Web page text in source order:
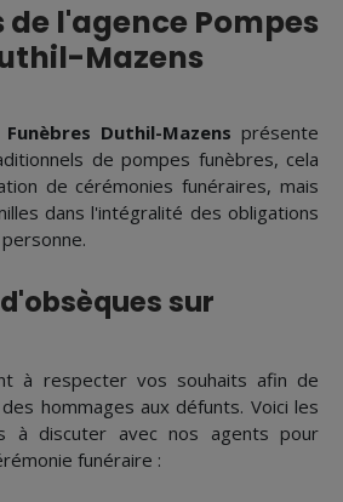
de l'agence Pompes
Mazens
Funèbres Duthil-Mazens présente
de pompes funèbres, cela
de cérémonies funéraires, mais
dans l'intégralité des obligations
sur
à respecter vos souhaits afin de
hommages aux défunts. Voici les
à discuter avec nos agents pour
funéraire :